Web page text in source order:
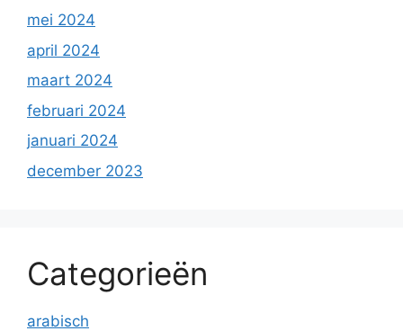
mei 2024
april 2024
maart 2024
februari 2024
januari 2024
december 2023
Categorieën
arabisch